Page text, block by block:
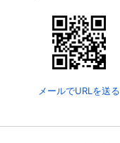
メールでURLを送る